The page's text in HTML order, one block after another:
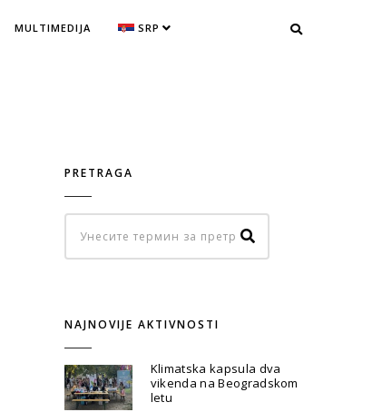
MULTIMEDIJA SRP
PRETRAGA
NAJNOVIJE AKTIVNOSTI
Klimatska kapsula dva
vikenda na Beogradskom
letu